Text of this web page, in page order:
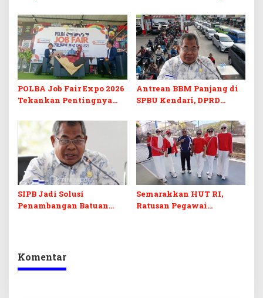
Morowali
Kuliah Gratis
POLBA Job Fair Expo 2026
Tekankan Pentingnya
Digital
Antrean BBM Panjang di
SPBU Kendari, DPRD
Barcode Curang
SIPB Jadi Solusi
Penambangan Batuan
Semarakkan HUT RI,
Ratusan Pegawai
Komentar